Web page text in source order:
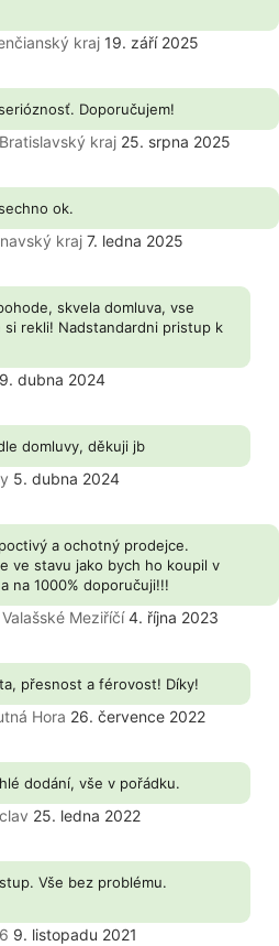
kraj 19. září 2025
Doporučujem!
Bratislavský kraj 25. srpna 2025
ok.
kraj 7. ledna 2025
skvela domluva, vse
si rekli! Nadstandardni pristup k
9. dubna 2024
domluvy, děkuji jb
5. dubna 2024
a ochotný prodejce.
ve stavu jako bych ho koupil v
na 1000% doporučuji!!!
Valašské Meziříčí4. října 2023
přesnost a férovost! Díky!
Hora 26. července 2022
dodání, vše v pořádku.
25. ledna 2022
Vše bez problému.
9. listopadu 2021